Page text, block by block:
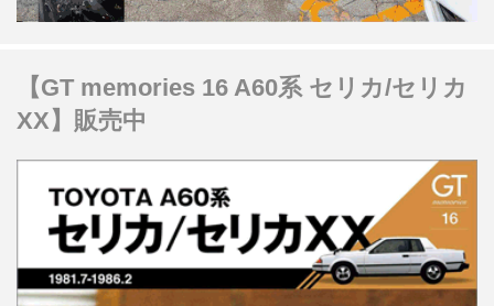
【GT memories 16 A60系 セリカ/セリカ
XX】販売中